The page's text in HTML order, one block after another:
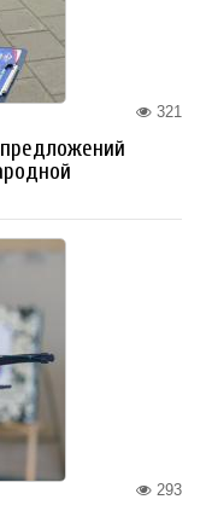
321
293